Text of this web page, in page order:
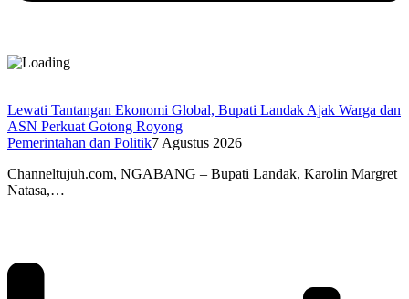
Lewati Tantangan Ekonomi Global, Bupati Landak Ajak Warga dan
ASN Perkuat Gotong Royong
Pemerintahan dan Politik7 Agustus 2026
Channeltujuh.com, NGABANG – Bupati Landak, Karolin Margret
Natasa,…